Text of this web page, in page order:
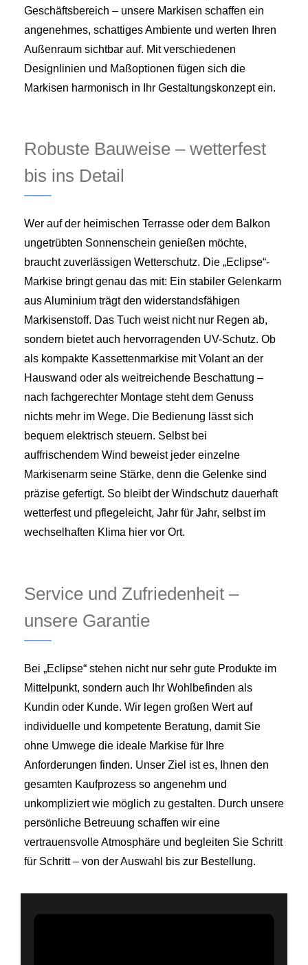
Geschäftsbereich – unsere Markisen schaffen ein
angenehmes, schattiges Ambiente und werten Ihren
Außenraum sichtbar auf. Mit verschiedenen
Designlinien und Maßoptionen fügen sich die
Markisen harmonisch in Ihr Gestaltungskonzept ein.
Robuste Bauweise – wetterfest
bis ins Detail
Wer auf der heimischen Terrasse oder dem Balkon
ungetrübten Sonnenschein genießen möchte,
braucht zuverlässigen Wetterschutz. Die „Eclipse“-
Markise bringt genau das mit: Ein stabiler Gelenkarm
aus Aluminium trägt den widerstandsfähigen
Markisenstoff. Das Tuch weist nicht nur Regen ab,
sondern bietet auch hervorragenden UV-Schutz. Ob
als kompakte Kassettenmarkise mit Volant an der
Hauswand oder als weitreichende Beschattung –
nach fachgerechter Montage steht dem Genuss
nichts mehr im Wege. Die Bedienung lässt sich
bequem elektrisch steuern. Selbst bei
auffrischendem Wind beweist jeder einzelne
Markisenarm seine Stärke, denn die Gelenke sind
präzise gefertigt. So bleibt der Windschutz dauerhaft
wetterfest und pflegeleicht, Jahr für Jahr, selbst im
wechselhaften Klima hier vor Ort.
Service und Zufriedenheit –
unsere Garantie
Bei „Eclipse“ stehen nicht nur sehr gute Produkte im
Mittelpunkt, sondern auch Ihr Wohlbefinden als
Kundin oder Kunde. Wir legen großen Wert auf
individuelle und kompetente Beratung, damit Sie
ohne Umwege die ideale Markise für Ihre
Anforderungen finden. Unser Ziel ist es, Ihnen den
gesamten Kaufprozess so angenehm und
unkompliziert wie möglich zu gestalten. Durch unsere
persönliche Betreuung schaffen wir eine
vertrauensvolle Atmosphäre und begleiten Sie Schritt
für Schritt – von der Auswahl bis zur Bestellung.